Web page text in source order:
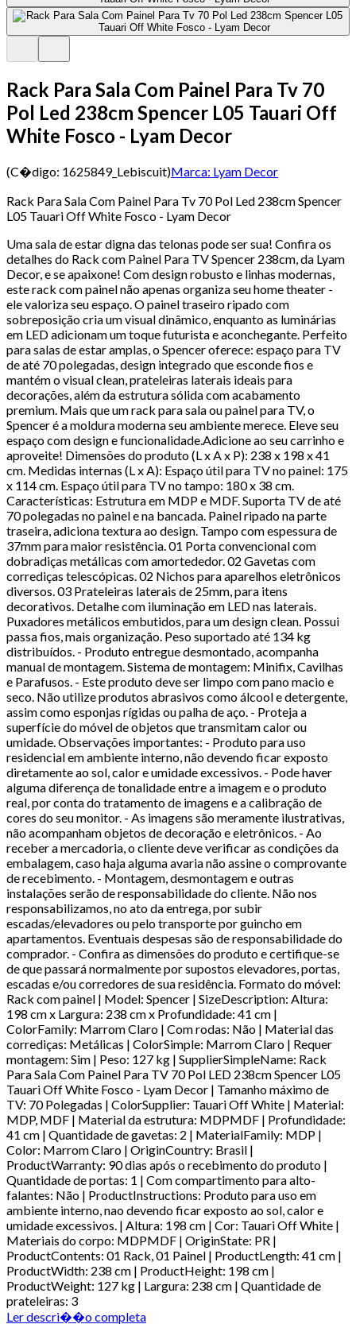
Rack Para Sala Com Painel Para Tv 70
Pol Led 238cm Spencer L05 Tauari Off
White Fosco - Lyam Decor
(C�digo: 1625849_Lebiscuit)Marca: Lyam Decor
Rack Para Sala Com Painel Para Tv 70 Pol Led 238cm Spencer
L05 Tauari Off White Fosco - Lyam Decor
Uma sala de estar digna das telonas pode ser sua! Confira os
detalhes do Rack com Painel Para TV Spencer 238cm, da Lyam
Decor, e se apaixone! Com design robusto e linhas modernas,
este rack com painel não apenas organiza seu home theater -
ele valoriza seu espaço. O painel traseiro ripado com
sobreposição cria um visual dinâmico, enquanto as luminárias
em LED adicionam um toque futurista e aconchegante. Perfeito
para salas de estar amplas, o Spencer oferece: espaço para TV
de até 70 polegadas, design integrado que esconde fios e
mantém o visual clean, prateleiras laterais ideais para
decorações, além da estrutura sólida com acabamento
premium. Mais que um rack para sala ou painel para TV, o
Spencer é a moldura moderna seu ambiente merece. Eleve seu
espaço com design e funcionalidade.Adicione ao seu carrinho e
aproveite! Dimensões do produto (L x A x P): 238 x 198 x 41
cm. Medidas internas (L x A): Espaço útil para TV no painel: 175
x 114 cm. Espaço útil para TV no tampo: 180 x 38 cm.
Características: Estrutura em MDP e MDF. Suporta TV de até
70 polegadas no painel e na bancada. Painel ripado na parte
traseira, adiciona textura ao design. Tampo com espessura de
37mm para maior resistência. 01 Porta convencional com
dobradiças metálicas com amortededor. 02 Gavetas com
corrediças telescópicas. 02 Nichos para aparelhos eletrônicos
diversos. 03 Prateleiras laterais de 25mm, para itens
decorativos. Detalhe com iluminação em LED nas laterais.
Puxadores metálicos embutidos, para um design clean. Possui
passa fios, mais organização. Peso suportado até 134 kg
distribuídos. - Produto entregue desmontado, acompanha
manual de montagem. Sistema de montagem: Minifix, Cavilhas
e Parafusos. - Este produto deve ser limpo com pano macio e
seco. Não utilize produtos abrasivos como álcool e detergente,
assim como esponjas rígidas ou palha de aço. - Proteja a
superfície do móvel de objetos que transmitam calor ou
umidade. Observações importantes: - Produto para uso
residencial em ambiente interno, não devendo ficar exposto
diretamente ao sol, calor e umidade excessivos. - Pode haver
alguma diferença de tonalidade entre a imagem e o produto
real, por conta do tratamento de imagens e a calibração de
cores do seu monitor. - As imagens são meramente ilustrativas,
não acompanham objetos de decoração e eletrônicos. - Ao
receber a mercadoria, o cliente deve verificar as condições da
embalagem, caso haja alguma avaria não assine o comprovante
de recebimento. - Montagem, desmontagem e outras
instalações serão de responsabilidade do cliente. Não nos
responsabilizamos, no ato da entrega, por subir
escadas/elevadores ou pelo transporte por guincho em
apartamentos. Eventuais despesas são de responsabilidade do
comprador. - Confira as dimensões do produto e certifique-se
de que passará normalmente por supostos elevadores, portas,
escadas e/ou corredores de sua residência. Formato do móvel:
Rack com painel | Model: Spencer | SizeDescription: Altura:
198 cm x Largura: 238 cm x Profundidade: 41 cm |
ColorFamily: Marrom Claro | Com rodas: Não | Material das
corrediças: Metálicas | ColorSimple: Marrom Claro | Requer
montagem: Sim | Peso: 127 kg | SupplierSimpleName: Rack
Para Sala Com Painel Para TV 70 Pol LED 238cm Spencer L05
Tauari Off White Fosco - Lyam Decor | Tamanho máximo de
TV: 70 Polegadas | ColorSupplier: Tauari Off White | Material:
MDP, MDF | Material da estrutura: MDPMDF | Profundidade:
41 cm | Quantidade de gavetas: 2 | MaterialFamily: MDP |
Color: Marrom Claro | OriginCountry: Brasil |
ProductWarranty: 90 dias após o recebimento do produto |
Quantidade de portas: 1 | Com compartimento para alto-
falantes: Não | ProductInstructions: Produto para uso em
ambiente interno, nao devendo ficar exposto ao sol, calor e
umidade excessivos. | Altura: 198 cm | Cor: Tauari Off White |
Materiais do corpo: MDPMDF | OriginState: PR |
ProductContents: 01 Rack, 01 Painel | ProductLength: 41 cm |
ProductWidth: 238 cm | ProductHeight: 198 cm |
ProductWeight: 127 kg | Largura: 238 cm | Quantidade de
prateleiras: 3
Ler descri��o completa